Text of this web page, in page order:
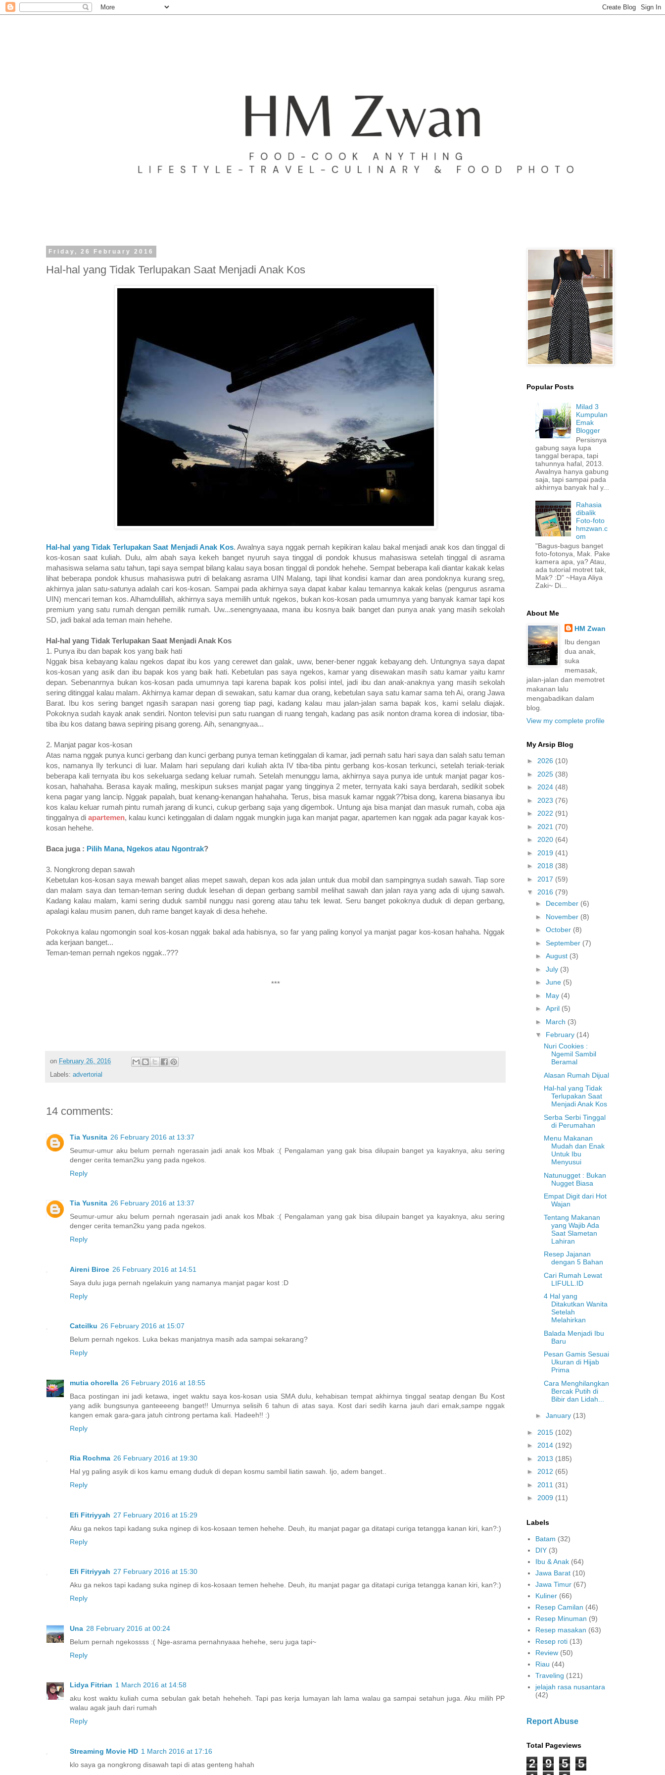
Friday, 26 February 2016
Hal-hal yang Tidak Terlupakan Saat Menjadi Anak Kos
Hal-hal yang Tidak Terlupakan Saat Menjadi Anak Kos. Awalnya saya nggak pernah kepikiran kalau bakal menjadi anak kos dan tinggal di
kos-kosan saat kuliah. Dulu, alm abah saya kekeh banget nyuruh saya tinggal di pondok khusus mahasiswa setelah tinggal di asrama
mahasiswa selama satu tahun, tapi saya sempat bilang kalau saya bosan tinggal di pondok hehehe. Sempat beberapa kali diantar kakak kelas
lihat beberapa pondok khusus mahasiswa putri di belakang asrama UIN Malang, tapi lihat kondisi kamar dan area pondoknya kurang sreg,
akhirnya jalan satu-satunya adalah cari kos-kosan. Sampai pada akhirnya saya dapat kabar kalau temannya kakak kelas (pengurus asrama
UIN) mencari teman kos. Alhamdulillah, akhirnya saya memilih untuk ngekos, bukan kos-kosan pada umumnya yang banyak kamar tapi kos
premium yang satu rumah dengan pemilik rumah. Uw...senengnyaaaa, mana ibu kosnya baik banget dan punya anak yang masih sekolah
SD, jadi bakal ada teman main hehehe.
Hal-hal yang Tidak Terlupakan Saat Menjadi Anak Kos
1. Punya ibu dan bapak kos yang baik hati
Nggak bisa kebayang kalau ngekos dapat ibu kos yang cerewet dan galak, uww, bener-bener nggak kebayang deh. Untungnya saya dapat
kos-kosan yang asik dan ibu bapak kos yang baik hati. Kebetulan pas saya ngekos, kamar yang disewakan masih satu kamar yaitu kamr
depan. Sebenanrnya bukan kos-kosan pada umumnya tapi karena bapak kos polisi intel, jadi ibu dan anak-anaknya yang masih sekolah
sering ditinggal kalau malam. Akhirnya kamar depan di sewakan, satu kamar dua orang, kebetulan saya satu kamar sama teh Ai, orang Jawa
Barat. Ibu kos sering banget ngasih sarapan nasi goreng tiap pagi, kadang kalau mau jalan-jalan sama bapak kos, kami selalu diajak.
Pokoknya sudah kayak anak sendiri. Nonton televisi pun satu ruangan di ruang tengah, kadang pas asik nonton drama korea di indosiar, tiba-
tiba ibu kos datang bawa sepiring pisang goreng. Aih, senangnyaa...
2. Manjat pagar kos-kosan
Atas nama nggak punya kunci gerbang dan kunci gerbang punya teman ketinggalan di kamar, jadi pernah satu hari saya dan salah satu teman
kos, namanya Ily terkunci di luar. Malam hari sepulang dari kuliah akta IV tiba-tiba pintu gerbang kos-kosan terkunci, setelah teriak-teriak
beberapa kali ternyata ibu kos sekeluarga sedang keluar rumah. Setelah menunggu lama, akhirnya saya punya ide untuk manjat pagar kos-
kosan, hahahaha. Berasa kayak maling, meskipun sukses manjat pagar yang tingginya 2 meter, ternyata kaki saya berdarah, sedikit sobek
kena pagar yang lancip. Nggak papalah, buat kenang-kenangan hahahaha. Terus, bisa masuk kamar nggak??bisa dong, karena biasanya ibu
kos kalau keluar rumah pintu rumah jarang di kunci, cukup gerbang saja yang digembok. Untung aja bisa manjat dan masuk rumah, coba aja
tinggalnya diapartemen, kalau kunci ketinggalan di dalam nggak mungkin juga kan manjat pagar, apartemen kan nggak ada pagar kayak kos-
kosan hehehe.
Baca juga : Pilih Mana, Ngekos atau Ngontrak?
3. Nongkrong depan sawah
Kebetulan kos-kosan saya mewah banget alias mepet sawah, depan kos ada jalan untuk dua mobil dan sampingnya sudah sawah. Tiap sore
dan malam saya dan teman-teman sering duduk lesehan di depan gerbang sambil melihat sawah dan jalan raya yang ada di ujung sawah.
Kadang kalau malam, kami sering duduk sambil nunggu nasi goreng atau tahu tek lewat. Seru banget pokoknya duduk di depan gerbang,
apalagi kalau musim panen, duh rame banget kayak di desa hehehe.
Pokoknya kalau ngomongin soal kos-kosan nggak bakal ada habisnya, so far yang paling konyol ya manjat pagar kos-kosan hahaha. Nggak
ada kerjaan banget...
Teman-teman pernah ngekos nggak..???
***
on February 26, 2016
Labels: advertorial
14 comments:
Tia Yusnita 26 February 2016 at 13:37
Seumur-umur aku belum pernah ngerasain jadi anak kos Mbak :( Pengalaman yang gak bisa dilupain banget ya kayaknya, aku sering
denger cerita teman2ku yang pada ngekos.
Reply
Tia Yusnita 26 February 2016 at 13:37
Seumur-umur aku belum pernah ngerasain jadi anak kos Mbak :( Pengalaman yang gak bisa dilupain banget ya kayaknya, aku sering
denger cerita teman2ku yang pada ngekos.
Reply
Aireni Biroe 26 February 2016 at 14:51
Saya dulu juga pernah ngelakuin yang namanya manjat pagar kost :D
Reply
Catcilku 26 February 2016 at 15:07
Belum pernah ngekos. Luka bekas manjatnya masih ada sampai sekarang?
Reply
mutia ohorella 26 February 2016 at 18:55
Baca postingan ini jadi ketawa, inget waktu saya kos-kosan usia SMA dulu, kehabisan tempat akhirnya tinggal seatap dengan Bu Kost
yang adik bungsunya ganteeeeng banget!! Umurnya selisih 6 tahun di atas saya. Kost dari sedih karna jauh dari emak,sampe nggak
kangen emak gara-gara jatuh cintrong pertama kali. Hadeeh!! :)
Reply
Ria Rochma 26 February 2016 at 19:30
Hal yg paling asyik di kos kamu emang duduk di depan kosmu sambil liatin sawah. Ijo, adem banget..
Reply
Efi Fitriyyah 27 February 2016 at 15:29
Aku ga nekos tapi kadang suka nginep di kos-kosaan temen hehehe. Deuh, itu manjat pagar ga ditatapi curiga tetangga kanan kiri, kan?:)
Reply
Efi Fitriyyah 27 February 2016 at 15:30
Aku ga nekos tapi kadang suka nginep di kos-kosaan temen hehehe. Deuh, itu manjat pagar ga ditatapi curiga tetangga kanan kiri, kan?:)
Reply
Una 28 February 2016 at 00:24
Belum pernah ngekossss :( Nge-asrama pernahnyaaa hehehe, seru juga tapi~
Reply
Lidya Fitrian 1 March 2016 at 14:58
aku kost waktu kuliah cuma sebulan gak betah heheheh. Tapi pas kerja lumayan lah lama walau ga sampai setahun juga. Aku milih PP
walau agak jauh dari rumah
Reply
Streaming Movie HD 1 March 2016 at 17:16
klo saya ga nongkrong disawah tapi di atas genteng hahah
Popular Posts
Milad 3
Kumpulan
Emak
Blogger
Persisnya
gabung saya lupa
tanggal berapa, tapi
tahunnya hafal, 2013.
Awalnya hanya gabung
saja, tapi sampai pada
akhirnya banyak hal y...
Rahasia
dibalik
Foto-foto
hmzwan.c
om
"Bagus-bagus banget
foto-fotonya, Mak. Pake
kamera apa, ya? Atau,
ada tutorial motret tak,
Mak? :D" ~Haya Aliya
Zaki~ Di...
About Me
HM Zwan
Ibu dengan
dua anak,
suka
memasak,
jalan-jalan dan memotret
makanan lalu
mengabadikan dalam
blog.
View my complete profile
My Arsip Blog
► 2026 (10)
► 2025 (38)
► 2024 (48)
► 2023 (76)
► 2022 (91)
► 2021 (70)
► 2020 (64)
► 2019 (41)
► 2018 (38)
► 2017 (59)
▼ 2016 (79)
► December (6)
► November (8)
► October (8)
► September (7)
► August (3)
► July (3)
► June (5)
► May (4)
► April (5)
► March (3)
▼ February (14)
Nuri Cookies :
Ngemil Sambil
Beramal
Alasan Rumah Dijual
Hal-hal yang Tidak
Terlupakan Saat
Menjadi Anak Kos
Serba Serbi Tinggal
di Perumahan
Menu Makanan
Mudah dan Enak
Untuk Ibu
Menyusui
Natunugget : Bukan
Nugget Biasa
Empat Digit dari Hot
Wajan
Tentang Makanan
yang Wajib Ada
Saat Slametan
Lahiran
Resep Jajanan
dengan 5 Bahan
Cari Rumah Lewat
LIFULL.ID
4 Hal yang
Ditakutkan Wanita
Setelah
Melahirkan
Balada Menjadi Ibu
Baru
Pesan Gamis Sesuai
Ukuran di Hijab
Prima
Cara Menghilangkan
Bercak Putih di
Bibir dan Lidah...
► January (13)
► 2015 (102)
► 2014 (192)
► 2013 (185)
► 2012 (65)
► 2011 (31)
► 2009 (11)
Labels
Batam (32)
DIY (3)
Ibu & Anak (64)
Jawa Barat (10)
Jawa Timur (67)
Kuliner (66)
Resep Camilan (46)
Resep Minuman (9)
Resep masakan (63)
Resep roti (13)
Review (50)
Riau (44)
Traveling (121)
jelajah rasa nusantara
(42)
Report Abuse
Total Pageviews
2 9 5
5